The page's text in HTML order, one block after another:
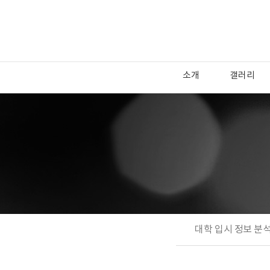
소개 갤러리
대학 입시 정보 분